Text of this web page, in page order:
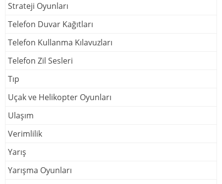
Strateji Oyunları
Telefon Duvar Kağıtları
Telefon Kullanma Kılavuzları
Telefon Zil Sesleri
Tıp
Uçak ve Helikopter Oyunları
Ulaşım
Verimlilik
Yarış
Yarışma Oyunları